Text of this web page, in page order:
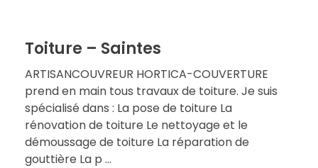
Toiture – Saintes
ARTISANCOUVREUR HORTICA-COUVERTURE
prend en main tous travaux de toiture. Je suis
spécialisé dans : La pose de toiture La
rénovation de toiture Le nettoyage et le
démoussage de toiture La réparation de
gouttière La p ...